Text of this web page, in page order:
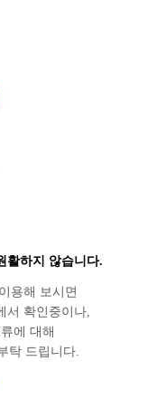
활하지 않습니다.
용해 보시면
서 확인중이나,
에 대해
탁 드립니다.